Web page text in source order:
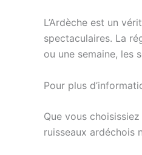
L’Ardèche est un
spectaculaires. La
ou une semaine, les
Pour plus
Que vous
ruisseaux ardéchois